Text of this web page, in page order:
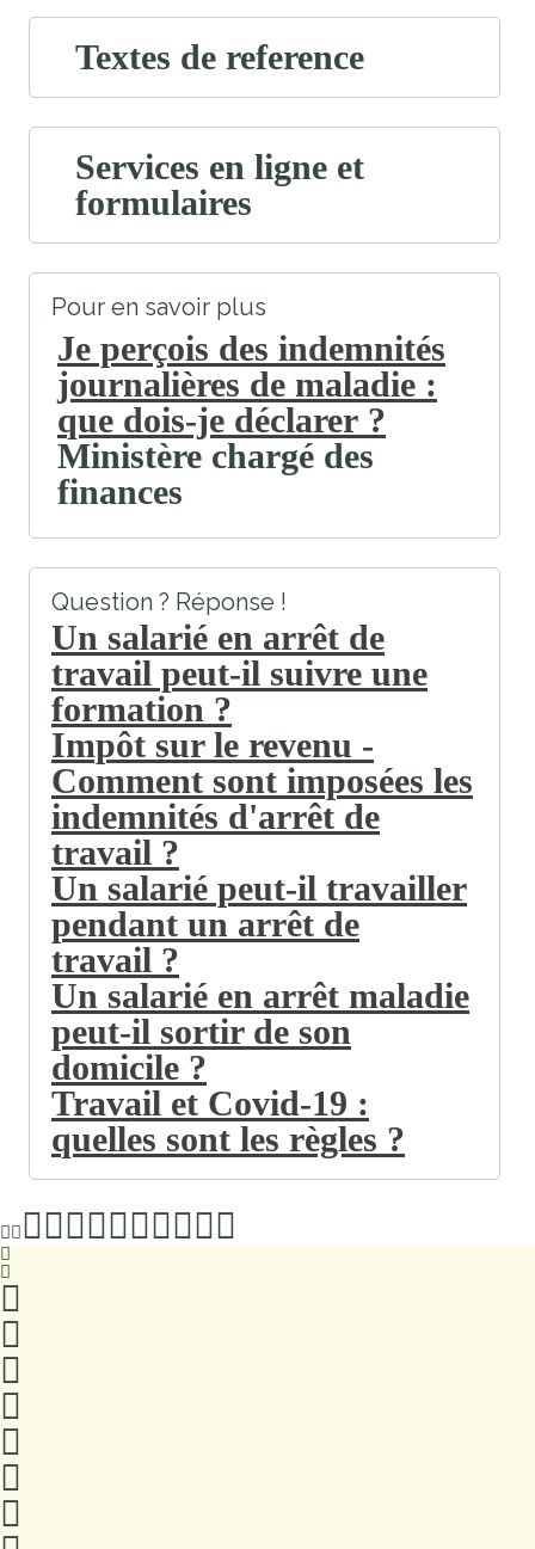
Textes de reference
Services en ligne et
formulaires
Pour en savoir plus
Je perçois des indemnités
journalières de maladie :
que dois-je déclarer ?
Ministère chargé des
finances
Question ? Réponse !
Un salarié en arrêt de
travail peut-il suivre une
formation ?
Impôt sur le revenu -
Comment sont imposées les
indemnités d'arrêt de
travail ?
Un salarié peut-il travailler
pendant un arrêt de
travail ?
Un salarié en arrêt maladie
peut-il sortir de son
domicile ?
Travail et Covid-19 :
quelles sont les règles ?